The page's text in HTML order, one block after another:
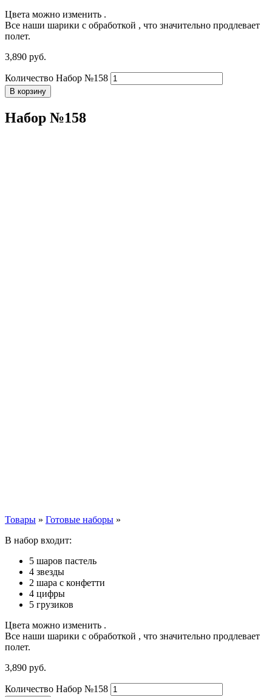
Цвета можно изменить .
Все наши шарики с обработкой , что значительно продлевает
полет.
3,890 руб.
Количество Набор №158
В корзину
Набор №158
Товары » Готовые наборы »
В набор входит:
5 шаров пастель
4 звезды
2 шара с конфетти
4 цифры
5 грузиков
Цвета можно изменить .
Все наши шарики с обработкой , что значительно продлевает
полет.
3,890 руб.
Количество Набор №158